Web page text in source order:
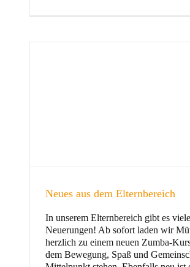
Kinder
Neues aus dem Elternbereich
In unserem Elternbereich gibt es
Neuerungen! Ab sofort laden wir
herzlich zu einem neuen Zumba-
dem Bewegung, Spaß und